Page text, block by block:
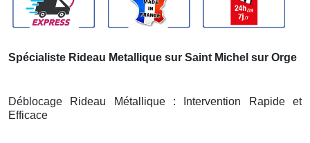
Spécialiste Rideau Metallique sur Saint Michel sur Orge
Déblocage Rideau Métallique : Intervention Rapide et
Efficace